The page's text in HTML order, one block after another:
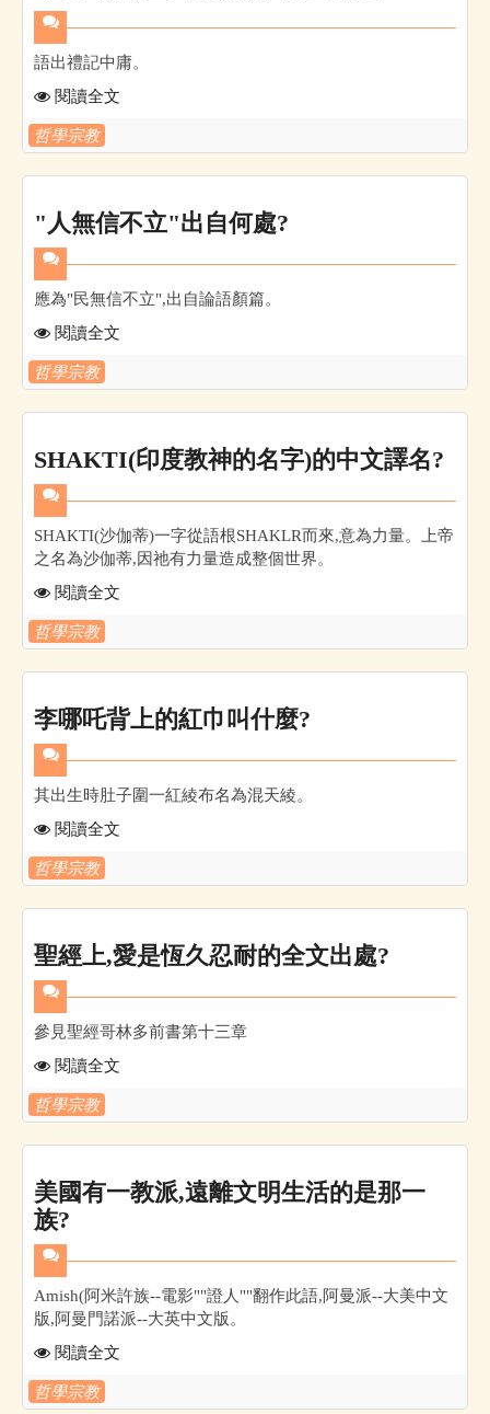
語出禮記中庸。
閱讀全文
哲學宗教
"人無信不立"出自何處?
應為"民無信不立",出自論語顏篇。
閱讀全文
哲學宗教
SHAKTI(印度教神的名字)的中文譯名?
SHAKTI(沙伽蒂)一字從語根SHAKLR而來,意為力量。上帝
之名為沙伽蒂,因祂有力量造成整個世界。
閱讀全文
哲學宗教
李哪吒背上的紅巾叫什麼?
其出生時肚子圍一紅綾布名為混天綾。
閱讀全文
哲學宗教
聖經上,愛是恆久忍耐的全文出處?
參見聖經哥林多前書第十三章
閱讀全文
哲學宗教
美國有一教派,遠離文明生活的是那一
族?
Amish(阿米許族--電影""證人""翻作此語,阿曼派--大美中文
版,阿曼門諾派--大英中文版。
閱讀全文
哲學宗教